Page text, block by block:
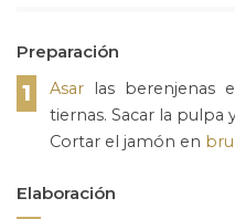
Preparación
1 Asar las berenjenas
tiernas. Sacar la pulpa
Cortar el jamón en
Elaboración